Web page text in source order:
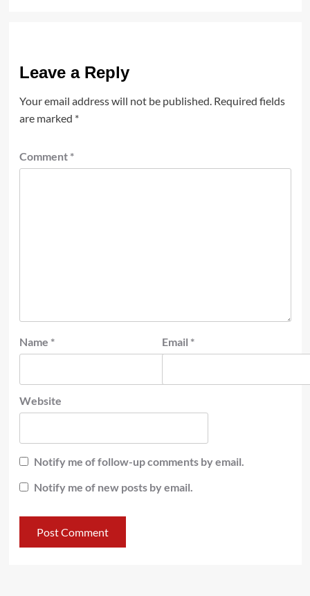
Leave a Reply
Your email address will not be published. Required fields
are marked *
Comment *
Name * Email *
Website
Notify me of follow-up comments by email.
Notify me of new posts by email.